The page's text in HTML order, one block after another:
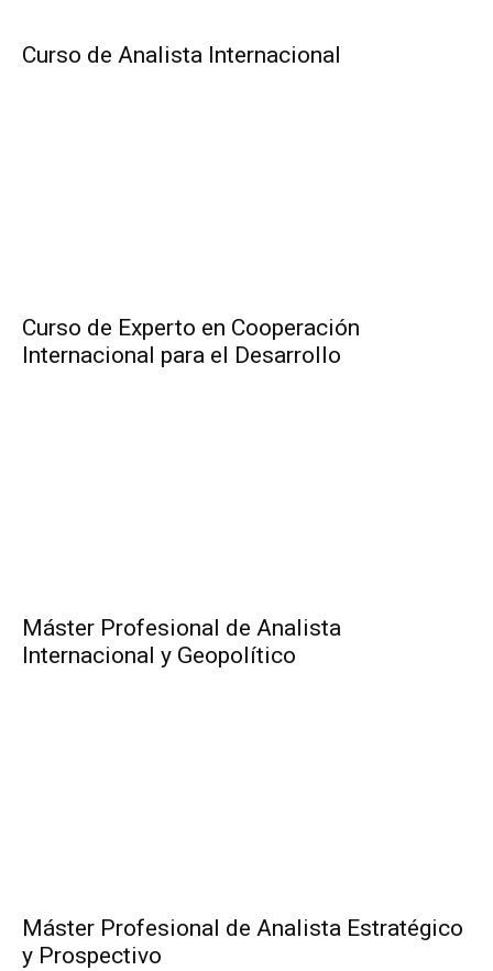
Curso de Analista Internacional
Curso de Experto en Cooperación
Internacional para el Desarrollo
Máster Profesional de Analista
Internacional y Geopolítico
Máster Profesional de Analista Estratégico
y Prospectivo